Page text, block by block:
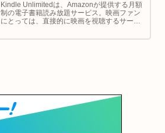
Kindle Unlimitedは、Amazonが提供する月額
制の電子書籍読み放題サービス。映画ファン
にとっては、直接的に映画を視聴するサービ
理解し、楽しむための間接的なツールとして